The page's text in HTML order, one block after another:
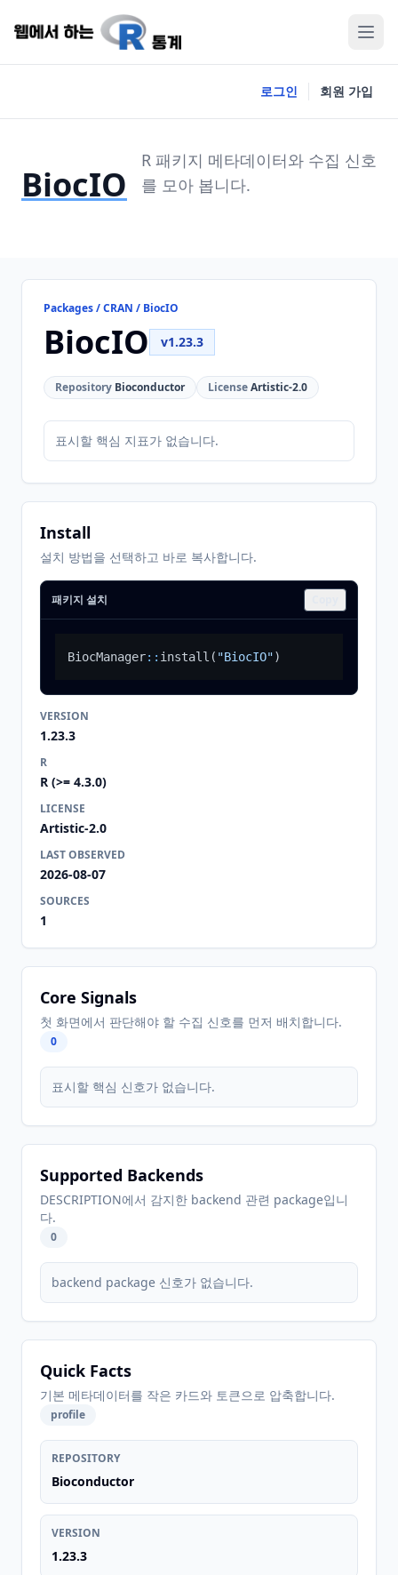
로그인 회원 가입
BiocIO
R 패키지 메타데이터와 수집 신호
를 모아 봅니다.
Packages / CRAN / BiocIO
BiocIO v1.23.3
Repository Bioconductor LicenseArtistic-2.0
표시할 핵심 지표가 없습니다.
Install
설치 방법을 선택하고 바로 복사합니다.
패키지 설치
BiocManager:: install ( "BiocIO")
VERSION
1.23.3
R
R (>= 4.3.0)
LICENSE
Artistic-2.0
LAST OBSERVED
2026-08-07
SOURCES
1
Core Signals
첫 화면에서 판단해야 할 수집 신호를 먼저 배치합니다.
0
표시할 핵심 신호가 없습니다.
Supported Backends
DESCRIPTION에서 감지한 backend 관련 package입니
다.
0
backend package 신호가 없습니다.
Quick Facts
기본 메타데이터를 작은 카드와 토큰으로 압축합니다.
profile
REPOSITORY
Bioconductor
VERSION
1.23.3